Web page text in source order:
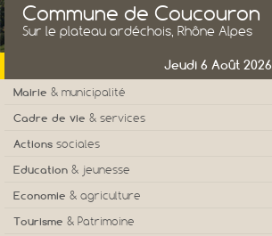
Commune de Coucouron
Sur le plateau ardéchois, Rhône Alpes
Jeudi 6 Août 2026
Mairie & municipalité
Cadre de vie & services
Actions sociales
Education & jeunesse
Economie & agriculture
Tourisme & Patrimoine